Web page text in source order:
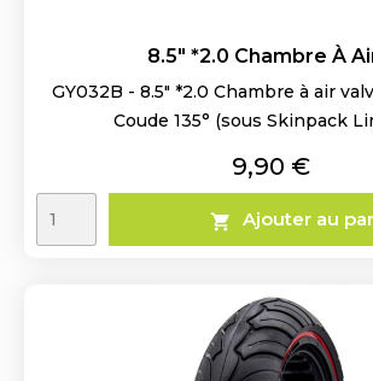
8.5" *2.0 Chambre À
GY032B - 8.5" *2.0 Chambre à air
Coude 135° (sous Skinpack
Prix
9,90 €
 Ajouter au